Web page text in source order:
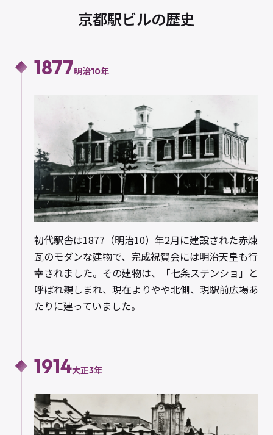
京都駅ビルの歴史
1877明治10年
初代駅舎は1877（明治10）年2月に建設された赤煉
瓦のモダンな建物で、完成祝賀会には明治天皇も行
幸されました。その建物は、「七条ステンショ」と
呼ばれ親しまれ、現在よりやや北側、現駅前広場あ
たりに建っていました。
1914大正3年